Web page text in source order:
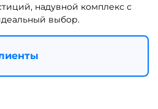
надувной комплекс с
выбор.